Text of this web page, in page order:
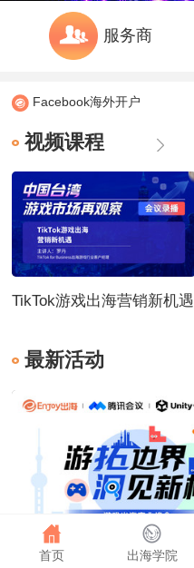
服务商
Facebook海外开户
视频课程
TikTok游戏出海营销新机遇
最新活动
首页 出海学院